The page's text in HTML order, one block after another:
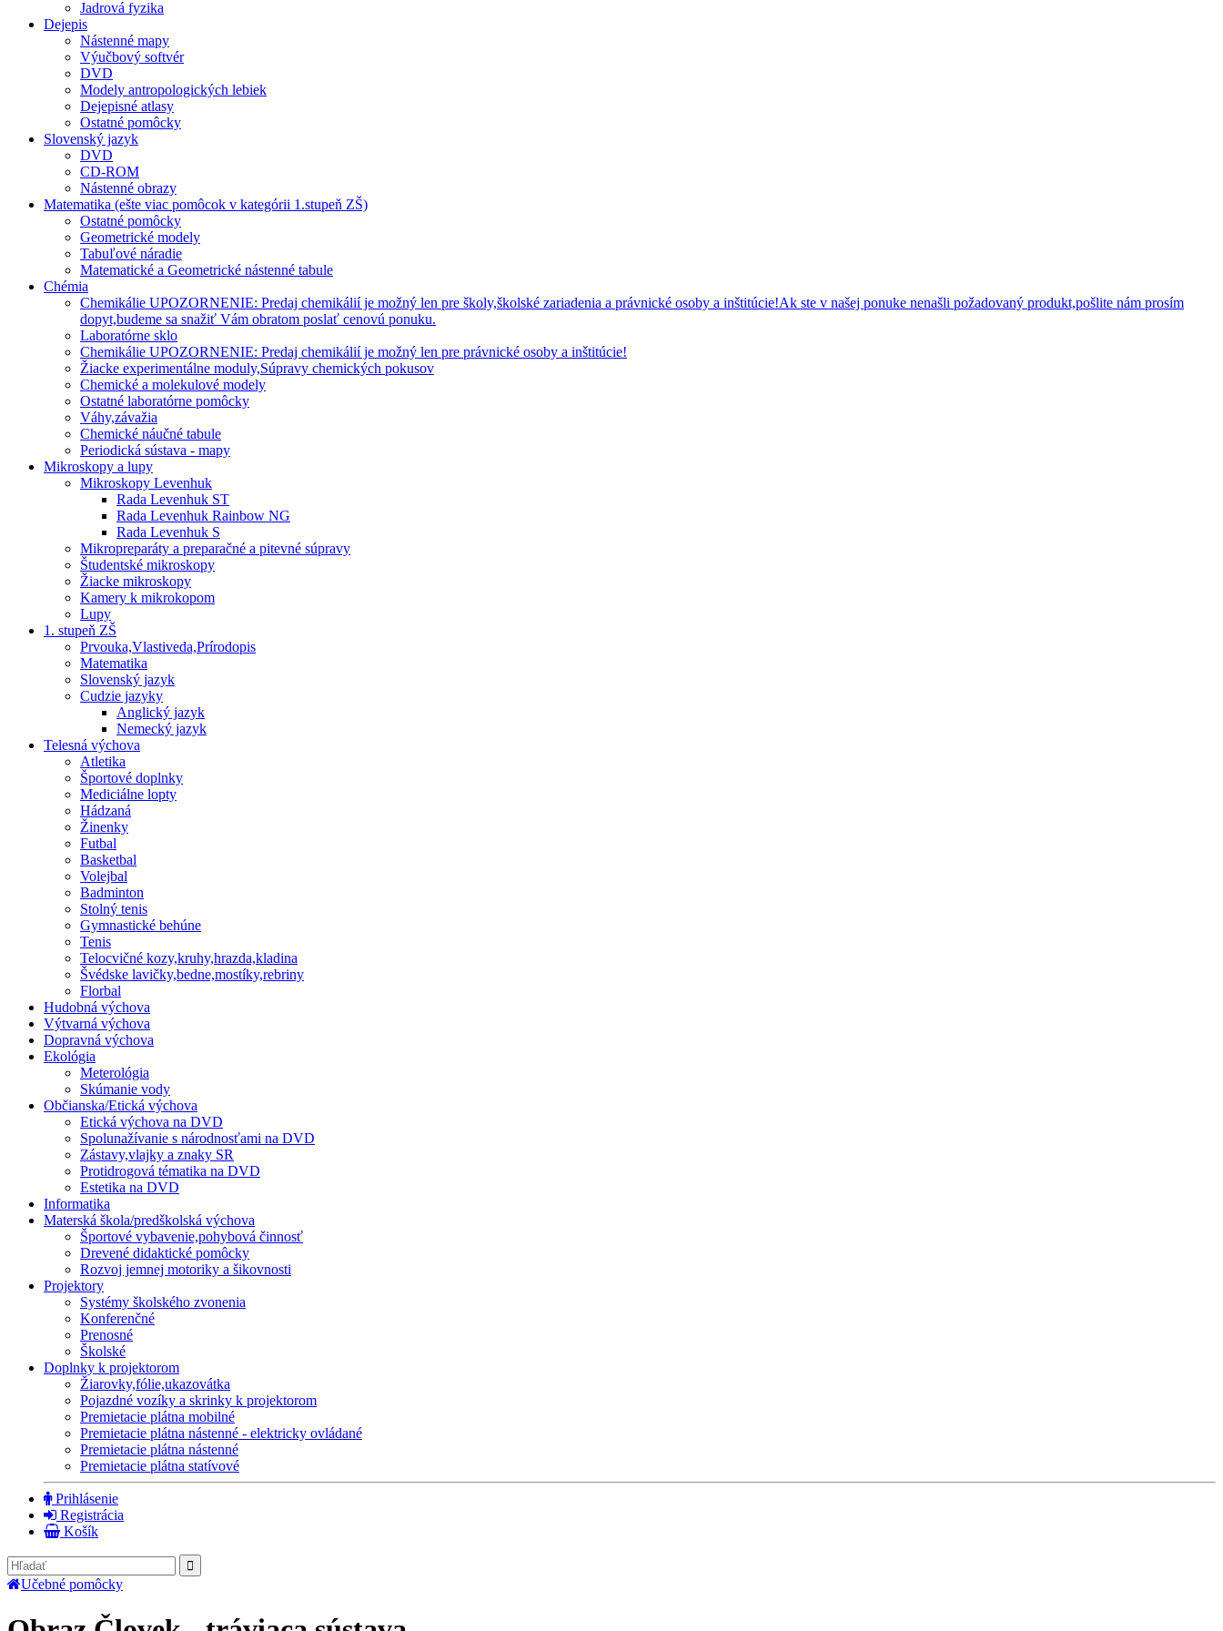
Jadrová fyzika
Dejepis
Nástenné mapy
Výučbový softvér
DVD
Modely antropologických lebiek
Dejepisné atlasy
Ostatné pomôcky
Slovenský jazyk
DVD
CD-ROM
Nástenné obrazy
Matematika (ešte viac pomôcok v kategórii 1.stupeň ZŠ)
Ostatné pomôcky
Geometrické modely
Tabuľové náradie
Matematické a Geometrické nástenné tabule
Chémia
Chemikálie UPOZORNENIE: Predaj chemikálií je možný len pre školy,školské zariadenia a právnické osoby a inštitúcie!Ak ste v našej ponuke nenašli požadovaný produkt,pošlite nám prosím
dopyt,budeme sa snažiť Vám obratom poslať cenovú ponuku.
Laboratórne sklo
Chemikálie UPOZORNENIE: Predaj chemikálií je možný len pre právnické osoby a inštitúcie!
Žiacke experimentálne moduly,Súpravy chemických pokusov
Chemické a molekulové modely
Ostatné laboratórne pomôcky
Váhy,závažia
Chemické náučné tabule
Periodická sústava - mapy
Mikroskopy a lupy
Mikroskopy Levenhuk
Rada Levenhuk ST
Rada Levenhuk Rainbow NG
Rada Levenhuk S
Mikropreparáty a preparačné a pitevné súpravy
Študentské mikroskopy
Žiacke mikroskopy
Kamery k mikrokopom
Lupy
1. stupeň ZŠ
Prvouka,Vlastiveda,Prírodopis
Matematika
Slovenský jazyk
Cudzie jazyky
Anglický jazyk
Nemecký jazyk
Telesná výchova
Atletika
Športové doplnky
Mediciálne lopty
Hádzaná
Žinenky
Futbal
Basketbal
Volejbal
Badminton
Stolný tenis
Gymnastické behúne
Tenis
Telocvičné kozy,kruhy,hrazda,kladina
Švédske lavičky,bedne,mostíky,rebriny
Florbal
Hudobná výchova
Výtvarná výchova
Dopravná výchova
Ekológia
Meterológia
Skúmanie vody
Občianska/Etická výchova
Etická výchova na DVD
Spolunažívanie s národnosťami na DVD
Zástavy,vlajky a znaky SR
Protidrogová tématika na DVD
Estetika na DVD
Informatika
Materská škola/predškolská výchova
Športové vybavenie,pohybová činnosť
Drevené didaktické pomôcky
Rozvoj jemnej motoriky a šikovnosti
Projektory
Systémy školského zvonenia
Konferenčné
Prenosné
Školské
Doplnky k projektorom
Žiarovky,fólie,ukazovátka
Pojazdné vozíky a skrinky k projektorom
Premietacie plátna mobilné
Premietacie plátna nástenné - elektricky ovládané
Premietacie plátna nástenné
Premietacie plátna statívové
Prihlásenie
Registrácia
Košík
Učebné pomôcky